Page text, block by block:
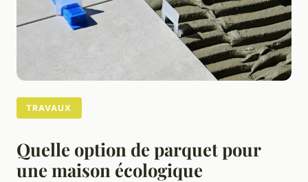
TRAVAUX
Quelle option de parquet pour
une maison écologique